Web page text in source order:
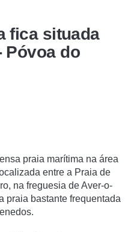
fica situada
Póvoa do
praia marí­tima na área
entre a Praia de
na freguesia de Aver-o-
praia bastante frequentada